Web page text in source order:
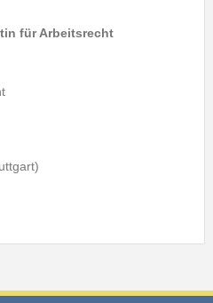
für Arbeitsrecht